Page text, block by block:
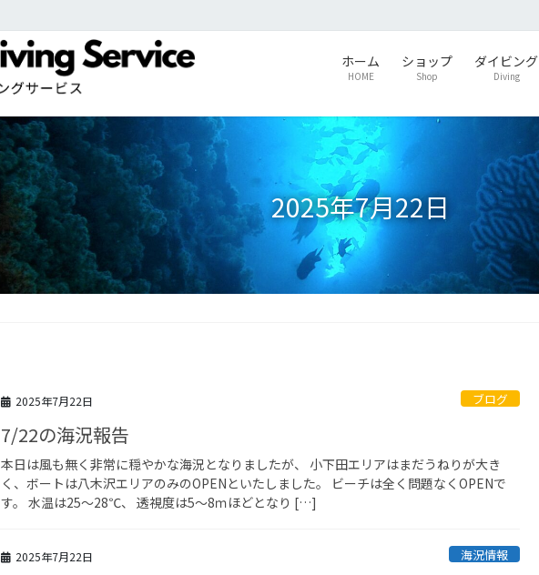
ホーム
HOME
ショップ
Shop
ダイビング
Diving
2025年7月22日
2025年7月22日 ブログ
7/22の海況報告
本日は風も無く非常に穏やかな海況となりましたが、 小下田エリアはまだうねりが大き
く、ボートは八木沢エリアのみのOPENといたしました。 ビーチは全く問題なくOPENで
す。 水温は25～28℃、 透視度は5～8ｍほどとなり […]
2025年7月22日 海況情報